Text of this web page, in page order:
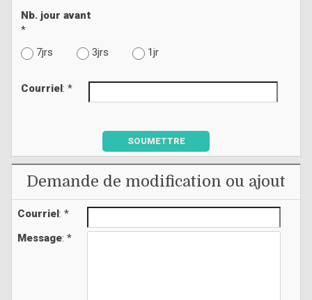
Nb. jour avant
*
7jrs
3jrs 1jr
Courriel : *
SOUMETTRE
Demande de modification ou ajout
Courriel: *
Message: *